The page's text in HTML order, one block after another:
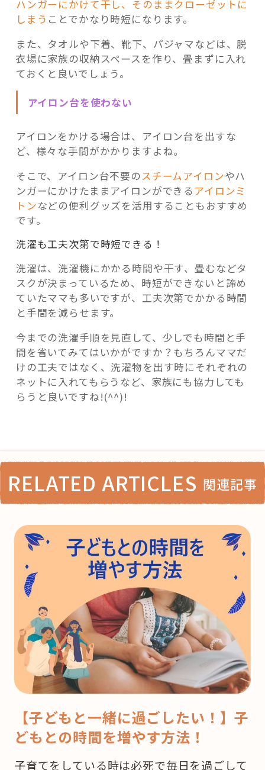
ハンガーにかけて干し、そのままクローゼットに
しまう ことでかなり時短になります。
また、タオルや下着、靴下、パジャマなどは、脱
衣場に家族の収納スペースを作り、畳まずに入れ
ておくと良いでしょう。
アイロン台を使わない
アイロンをかける場合は、アイロン台を出すな
ど、様々な手間がかかりますよね。
そこで、アイロン台不要のスチームアイロンやハ
ンガーにかけたままアイロンができる アイロンミ
トンなどの便利グッズを活用することもおすすめ
です。
洗濯も工夫次第で時短できる！
洗濯は、洗濯機にかかる時間や干す、畳むなどタ
スクが決まっているため、時短ができないと諦め
ていたママも多いですが、工夫次第でかかる時間
と手間を減らせます。
今までの洗濯手順を見直して、少しでも時間と手
間を省いてみてはいかがですか？もちろんママだ
けの工夫ではなく、洗濯物を出す時にそれぞれの
ネットに入れてもらうなど、家族にも協力しても
らうと良いですね!(^^)!
RELATED ARTICLES 関連記事
【子どもと一緒に過ごしたい！】子
どもとの時間を増やす方法！
子育てをしている時は必死で毎日を過ごして